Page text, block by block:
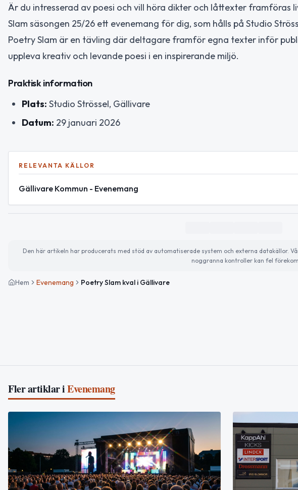
Är du intresserad av poesi och vill höra dikter och låttexter framföras
Slam säsongen 25/26 ett evenemang för dig, som hålls på Studio
Poetry Slam är en tävling där deltagare framför egna texter inför
uppleva kreativ och levande poesi i en inspirerande miljö.
Praktisk information
Plats: Studio Strössel, Gällivare
Datum: 29 januari 2026
RELEVANTA KÄLLOR
Gällivare Kommun - Evenemang
Den här artikeln har producerats med stöd av automatiserade system och externa datakällor.
noggranna kontroller kan fel
Hem Evenemang Poetry Slam kval i Gällivare
Fler artiklar iEvenemang